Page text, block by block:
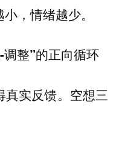
，情绪越少。
整”的正向循环
实反馈。空想三